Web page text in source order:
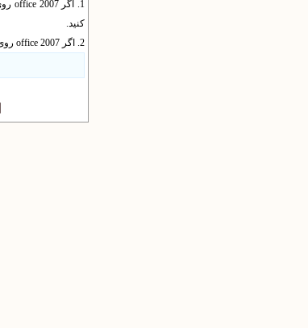
کنید.
2. اگر office 2007 روی سیستم شما نصب نیست، از تبدیل‌گر میکروسافت استفاده کنید. برای دریافت این برنامه به نشانی زیر بروید: